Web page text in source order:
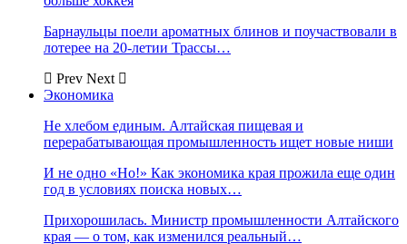
Барнаульцы поели ароматных блинов и поучаствовали в
лотерее на 20-летии Трассы…
Prev Next
Экономика
Не хлебом единым. Алтайская пищевая и
перерабатывающая промышленность ищет новые ниши
И не одно «Но!» Как экономика края прожила еще один
год в условиях поиска новых…
Прихорошилась. Министр промышленности Алтайского
края — о том, как изменился реальный…